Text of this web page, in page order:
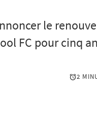
le
FC pour cinq
2